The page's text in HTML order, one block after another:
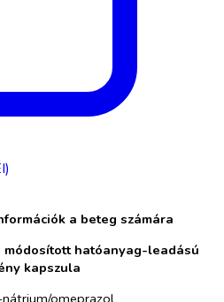
a beteg számára
módosított hatóanyag-leadású
kapszula
omeprazol